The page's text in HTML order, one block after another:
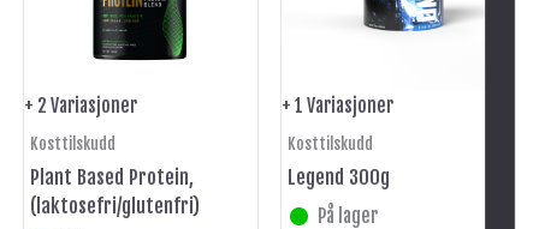
+ 2 Variasjoner
Kosttilskudd
Plant Based Protein,
(laktosefri/glutenfri)
Alternativene
kan
på
produktsiden
+ 1 Variasjoner
Kosttilskudd
Legend 300g
På lager
Alternativene
på
produktsiden